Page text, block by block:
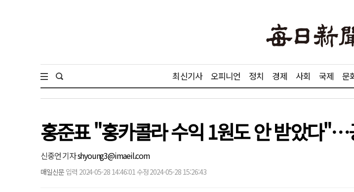
최신기사 오피니언 정치 경제 사회 국제 문
홍준표 "홍카콜라 수익 1원도 안 받았다
신중언 기자shyoung3@imaeil.com
매일신문 입력 2024-05-28 14:46:01 수정 2024-05-28 15:26:43